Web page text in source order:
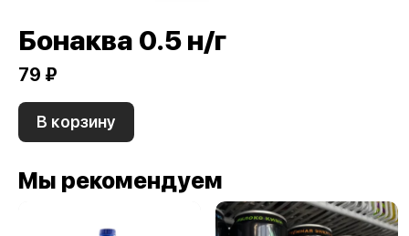
Бонаква 0.5 н/г
79 ₽
В корзину
Мы рекомендуем